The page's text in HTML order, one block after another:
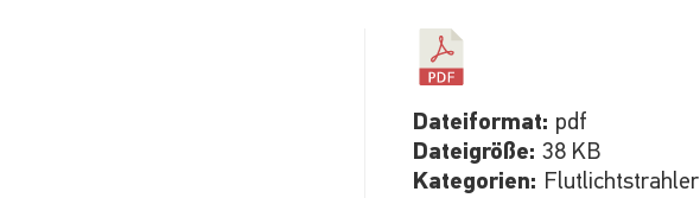
Dateiformat: pdf
Dateigröße: 38 KB
Kategorien: Flutlichtstrahler